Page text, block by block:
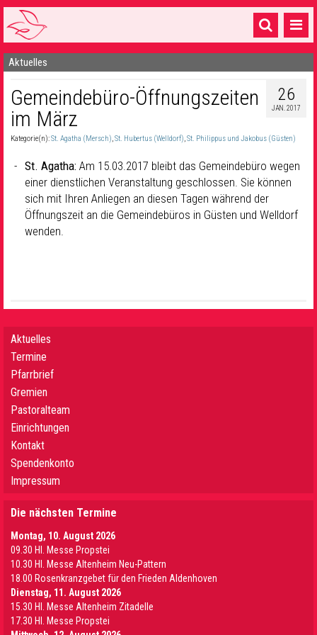
Startseite
1 Pfarrei
16 Gemeinden & mehr
Sakramente & Feste
Gemeinschaft & Soziales
Musik& Kultur
Aktuelles
26
JAN. 2017
Gemeindebüro-Öffnungszeiten
im März
Kategorie(n):St. Agatha (Mersch),St. Hubertus (Welldorf),St. Philippus und Jakobus (Güsten)
St. Agatha: Am 15.03.2017 bleibt das Gemeindebüro wegen
einer dienstlichen Veranstaltung geschlossen. Sie können
sich mit Ihren Anliegen an diesen Tagen während der
Öffnungszeit an die Gemeindebüros in Güsten und Welldorf
wenden.
Aktuelles
Termine
Pfarrbrief
Gremien
Pastoralteam
Einrichtungen
Kontakt
Spendenkonto
Impressum
Die nächsten Termine
Montag, 10. August 2026
09.30 Hl. Messe Propstei
10.30 Hl. Messe Altenheim Neu-Pattern
18.00 Rosenkranzgebet für den Frieden Aldenhoven
Dienstag, 11. August 2026
15.30 Hl. Messe Altenheim Zitadelle
17.30 Hl. Messe Propstei